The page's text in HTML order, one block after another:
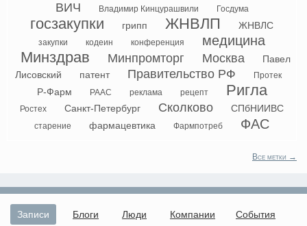
ВИЧ Владимир Кинцурашвили Госдума
госзакупки грипп ЖНВЛП ЖНВЛС
закупки кодеин конференция медицина
Минздрав Минпромторг Москва
Павел
Лисовский
патент Правительство РФ Протек
Р-Фарм РААС реклама рецепт Ригла
Ростех Санкт-Петербург Сколково СПбНИИВС
старение фармацевтика Фармпотреб ФАС
Все метки →
Записи Блоги Люди Компании События